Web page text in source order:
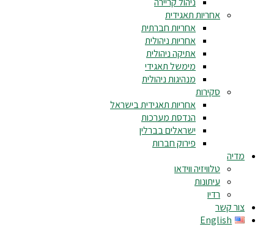
אחריות תאגידית
אחריות חברתית
אחריות ניהולית
אתיקה ניהולית
מימשל תאגידי
מנהיגות ניהולית
סקירות
אחריות תאגידית בישראל
הנדסת מערכות
ישראלים בברלין
פירוק חברות
מדיה
טלוויזיה ווידאו
עיתונות
רדיו
צור קשר
English